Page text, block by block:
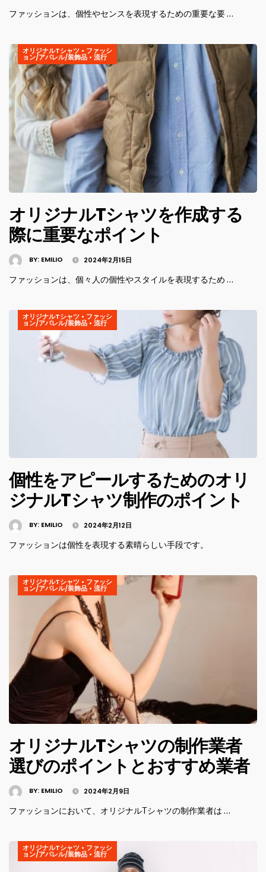
ファッションは、個性やセンスを表現するための重要な要 …
オリジナルTシャツ • ファッシ
ョン/アパレル/装飾品 • 流行
オリジナルTシャツを作成する
際に重要なポイント
BY: EMILIO 2024年2月15日
ファッションは、個々人の個性やスタイルを表現するため …
オリジナルTシャツ • ファッシ
ョン/アパレル/装飾品 • 流行
個性をアピールするためのオリ
ジナルTシャツ制作のポイント
BY: EMILIO 2024年2月12日
ファッションは個性を表現する素晴らしい手段です。
オリジナルTシャツ • ファッシ
ョン/アパレル/装飾品 • 流行
オリジナルTシャツの制作業者
選びのポイントとおすすめ業者
BY: EMILIO 2024年2月9日
ファッションにおいて、オリジナルTシャツの制作業者は …
オリジナルTシャツ • ファッシ
ョン/アパレル/装飾品 • 流行